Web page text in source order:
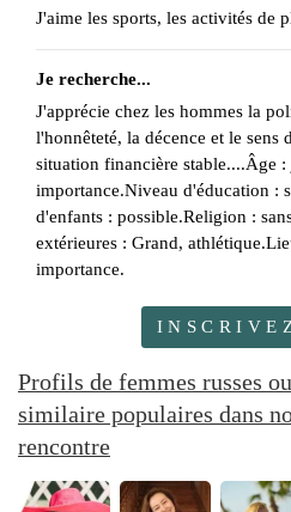
J'aime les sports, les activités de
Je recherche...
J'apprécie chez les hommes la
l'honnêteté, la décence et le sens
situation financière stable....Âge :
importance.Niveau d'éducation :
d'enfants : possible.Religion :
extérieures : Grand,
importance.
Profils de femmes russes
similaire populaires dans
rencontre